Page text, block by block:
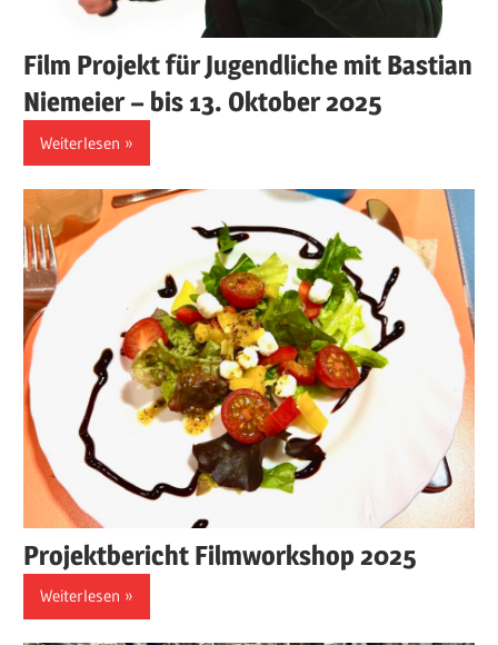
Film Projekt für Jugendliche mit Bastian
Niemeier – bis 13. Oktober 2025
Weiterlesen
Projektbericht Filmworkshop 2025
Weiterlesen